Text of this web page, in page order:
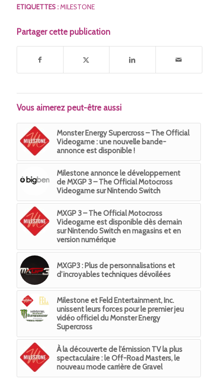
ETIQUETTES : MILESTONE
Partager cette publication
Vous aimerez peut-être aussi
Monster Energy Supercross – The Official
Videogame : une nouvelle bande-
annonce est disponible !
Milestone annonce le développement
de MXGP 3 – The Official Motocross
Videogame sur Nintendo Switch
MXGP 3 – The Official Motocross
Videogame est disponible dès demain
sur Nintendo Switch en magasins et en
version numérique
MXGP3 : Plus de personnalisations et
d’incroyables techniques dévoilées
Milestone et Feld Entertainment, Inc.
unissent leurs forces pour le premier jeu
vidéo officiel du Monster Energy
Supercross
À la découverte de l’émission TV la plus
spectaculaire : le Off-Road Masters, le
nouveau mode carrière de Gravel